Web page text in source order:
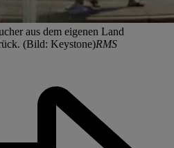
aus dem eigenen Land
(Bild: Keystone)RMS